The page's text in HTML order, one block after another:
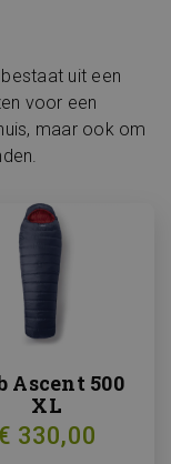
uit een
voor een
maar ook om
Ascent 500
XL
330,00